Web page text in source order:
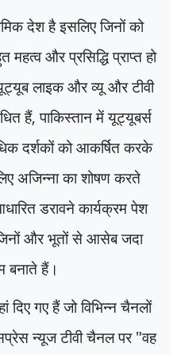
देश है इसलिए जिनों को
महत्व और प्रसिद्धि प्राप्त हो
लाइक और व्यू और टीवी
हैं,पाकिस्तान में यूट्यूबर्स
दर्शकों को आकर्षित करके
अजिन्ना का शोषण करते
डरावने कार्यक्रम पेश
और भूतों से आसेब जदा
बनाते हैं।
दिए गए हैं जो विभिन्न चैनलों
न्यूज टीवी चैनल पर "वह